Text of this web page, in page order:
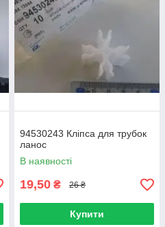
94530243 Кліпса для трубок
ланос
В наявності
19,50 ₴ 26 ₴
Купити